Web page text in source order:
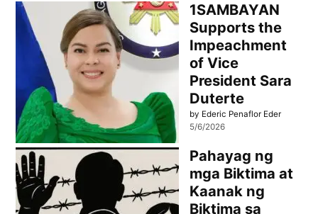
1SAMBAYAN
Supports the
Impeachment
of Vice
President Sara
Duterte
by Ederic Penaflor Eder
5/6/2026
Pahayag ng
mga Biktima at
Kaanak ng
Biktima sa